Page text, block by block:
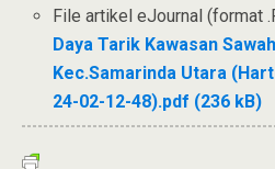
File artikel eJournal (format
Daya Tarik Kawasan
Kec.Samarinda Utara
24-02-12-48).pdf (236 kB)